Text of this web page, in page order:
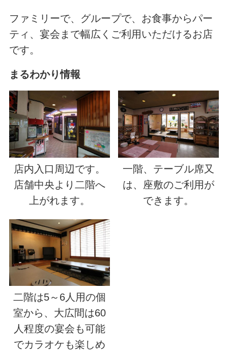
ファミリーで、グループで、お食事からパー
ティ、宴会まで幅広くご利用いただけるお店
です。
まるわかり情報
店内入口周辺です。
店舗中央より二階へ
上がれます。
一階、テーブル席又
は、座敷のご利用が
できます。
二階は5～6人用の個
室から、大広間は60
人程度の宴会も可能
でカラオケも楽しめ